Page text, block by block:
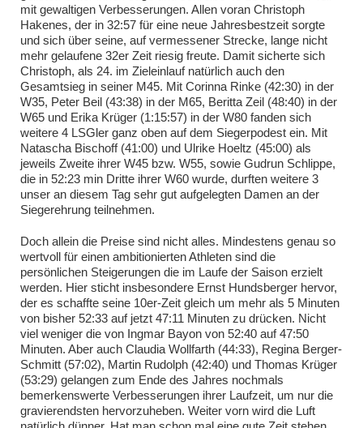
mit gewaltigen Verbesserungen. Allen voran Christoph
Hakenes, der in 32:57 für eine neue Jahresbestzeit sorgte
und sich über seine, auf vermessener Strecke, lange nicht
mehr gelaufene 32er Zeit riesig freute. Damit sicherte sich
Christoph, als 24. im Zieleinlauf natürlich auch den
Gesamtsieg in seiner M45. Mit Corinna Rinke (42:30) in der
W35, Peter Beil (43:38) in der M65, Beritta Zeil (48:40) in der
W65 und Erika Krüger (1:15:57) in der W80 fanden sich
weitere 4 LSGler ganz oben auf dem Siegerpodest ein. Mit
Natascha Bischoff (41:00) und Ulrike Hoeltz (45:00) als
jeweils Zweite ihrer W45 bzw. W55, sowie Gudrun Schlippe,
die in 52:23 min Dritte ihrer W60 wurde, durften weitere 3
unser an diesem Tag sehr gut aufgelegten Damen an der
Siegerehrung teilnehmen.
Doch allein die Preise sind nicht alles. Mindestens genau so
wertvoll für einen ambitionierten Athleten sind die
persönlichen Steigerungen die im Laufe der Saison erzielt
werden. Hier sticht insbesondere Ernst Hundsberger hervor,
der es schaffte seine 10er-Zeit gleich um mehr als 5 Minuten
von bisher 52:33 auf jetzt 47:11 Minuten zu drücken. Nicht
viel weniger die von Ingmar Bayon von 52:40 auf 47:50
Minuten. Aber auch Claudia Wollfarth (44:33), Regina Berger-
Schmitt (57:02), Martin Rudolph (42:40) und Thomas Krüger
(53:29) gelangen zum Ende des Jahres nochmals
bemerkenswerte Verbesserungen ihrer Laufzeit, um nur die
gravierendsten hervorzuheben. Weiter vorn wird die Luft